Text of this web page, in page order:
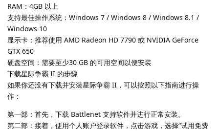
RAM：4GB 以上
支持最佳操作系统：Windows 7 / Windows 8 / Windows 8.1 /
Windows 10
显示卡：推荐使用 AMD Radeon HD 7790 或 NVIDIA GeForce
GTX 650
硬盘空间：需要至少30 GB 的可用空间以便安装
下载星际争霸 II 的步骤
如果你还没有下载并安装星际争霸 II，可以按照以下指南进行操
作：
第一部：首先，下载 Battlenet 支持软件并进行正常安装。
第二部：接着，使用个人账户登录软件，点击游戏，选择“试用免费